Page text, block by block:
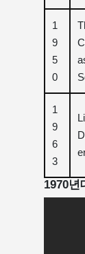
1
9
5
0
1
9
6
3
1970년